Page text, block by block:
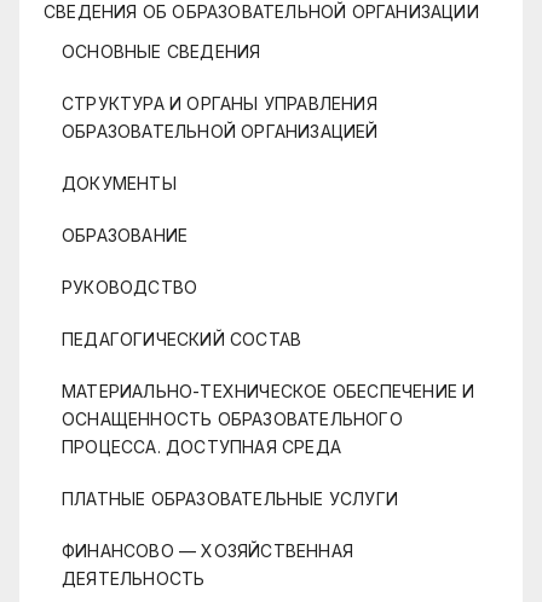
СВЕДЕНИЯ ОБ ОБРАЗОВАТЕЛЬНОЙ ОРГАНИЗАЦИИ
ОСНОВНЫЕ СВЕДЕНИЯ
СТРУКТУРА И ОРГАНЫ УПРАВЛЕНИЯ
ОБРАЗОВАТЕЛЬНОЙ ОРГАНИЗАЦИЕЙ
ДОКУМЕНТЫ
ОБРАЗОВАНИЕ
РУКОВОДСТВО
ПЕДАГОГИЧЕСКИЙ СОСТАВ
МАТЕРИАЛЬНО-ТЕХНИЧЕСКОЕ ОБЕСПЕЧЕНИЕ И
ОСНАЩЕННОСТЬ ОБРАЗОВАТЕЛЬНОГО
ПРОЦЕССА. ДОСТУПНАЯ СРЕДА
ПЛАТНЫЕ ОБРАЗОВАТЕЛЬНЫЕ УСЛУГИ
ФИНАНСОВО — ХОЗЯЙСТВЕННАЯ
ДЕЯТЕЛЬНОСТЬ